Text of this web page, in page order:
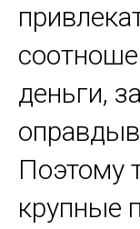
деньги,
Поэтому
крупные